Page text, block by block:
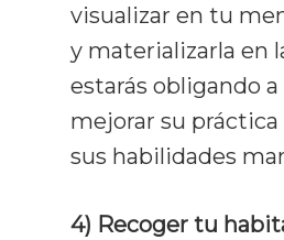
visualizar en tu
y materializarla en
estarás obligando
mejorar su práctica
sus habilidades
4) Recoger tu